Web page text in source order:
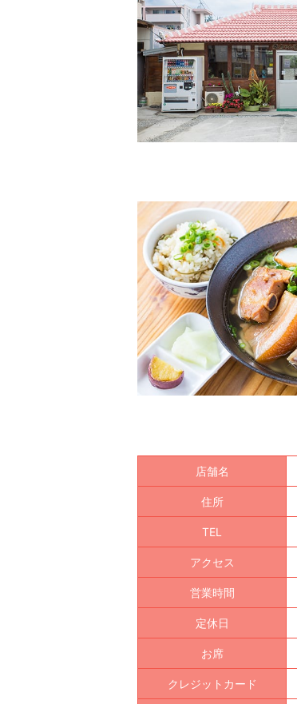
店舗名
住所
TEL
アクセス
営業時間
定休日
お席
クレジットカード